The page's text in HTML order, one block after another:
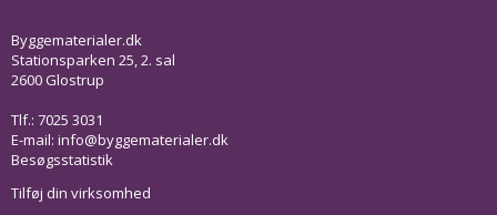
Byggematerialer.dk
Stationsparken 25, 2. sal
2600 Glostrup
Tlf.: 7025 3031
E-mail: info@byggematerialer.dk
Besøgsstatistik
Tilføj din virksomhed